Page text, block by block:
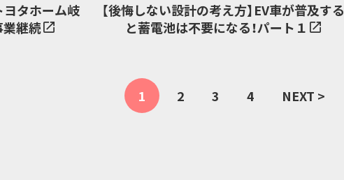
ヨタホーム岐
継続
【後悔しない設計の考え方】EV車が普及する
と蓄電池は不要になる！パート１
1 2 3 4 NEXT >